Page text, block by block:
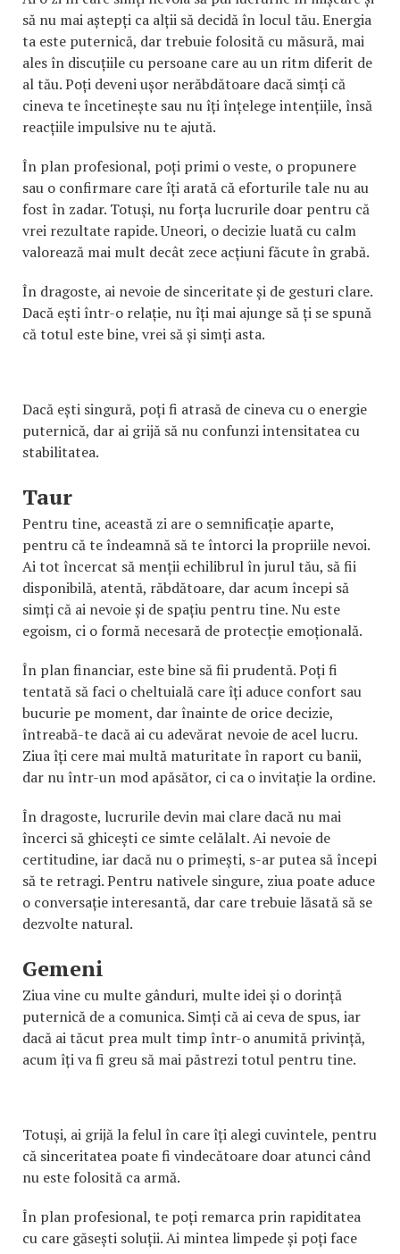
să nu mai aștepți ca alții să decidă în locul tău. Energia
ta este puternică, dar trebuie folosită cu măsură, mai
ales în discuțiile cu persoane care au un ritm diferit de
al tău. Poți deveni ușor nerăbdătoare dacă simți că
cineva te încetinește sau nu îți înțelege intențiile, însă
reacțiile impulsive nu te ajută.
În plan profesional, poți primi o veste, o propunere
sau o confirmare care îți arată că eforturile tale nu au
fost în zadar. Totuși, nu forța lucrurile doar pentru că
vrei rezultate rapide. Uneori, o decizie luată cu calm
valorează mai mult decât zece acțiuni făcute în grabă.
În dragoste, ai nevoie de sinceritate și de gesturi clare.
Dacă ești într-o relație, nu îți mai ajunge să ți se spună
că totul este bine, vrei să și simți asta.
Dacă ești singură, poți fi atrasă de cineva cu o energie
puternică, dar ai grijă să nu confunzi intensitatea cu
stabilitatea.
Taur
Pentru tine, această zi are o semnificație aparte,
pentru că te îndeamnă să te întorci la propriile nevoi.
Ai tot încercat să menții echilibrul în jurul tău, să fii
disponibilă, atentă, răbdătoare, dar acum începi să
simți că ai nevoie și de spațiu pentru tine. Nu este
egoism, ci o formă necesară de protecție emoțională.
În plan financiar, este bine să fii prudentă. Poți fi
tentată să faci o cheltuială care îți aduce confort sau
bucurie pe moment, dar înainte de orice decizie,
întreabă-te dacă ai cu adevărat nevoie de acel lucru.
Ziua îți cere mai multă maturitate în raport cu banii,
dar nu într-un mod apăsător, ci ca o invitație la ordine.
În dragoste, lucrurile devin mai clare dacă nu mai
încerci să ghicești ce simte celălalt. Ai nevoie de
certitudine, iar dacă nu o primești, s-ar putea să începi
să te retragi. Pentru nativele singure, ziua poate aduce
o conversație interesantă, dar care trebuie lăsată să se
dezvolte natural.
Gemeni
Ziua vine cu multe gânduri, multe idei și o dorință
puternică de a comunica. Simți că ai ceva de spus, iar
dacă ai tăcut prea mult timp într-o anumită privință,
acum îți va fi greu să mai păstrezi totul pentru tine.
Totuși, ai grijă la felul în care îți alegi cuvintele, pentru
că sinceritatea poate fi vindecătoare doar atunci când
nu este folosită ca armă.
În plan profesional, te poți remarca prin rapiditatea
cu care găsești soluții. Ai mintea limpede și poți face